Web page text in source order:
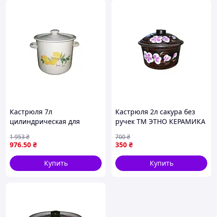
делая его удобным и уникальным. Мы стремимся быть
вашими надежными партнерами в создании
неповторимых кулинарных приключений. Каждое
приготовление блюда становится настоящим
творчеством, а каждый прием пищи - уникальным
Оформление заказа – сделайте заказ через корзину на
сайте в удобное для вас время.
Кастрюля 7л
цилиндрическая для
лимонного дерева
молочного цвета ТМ IDILIA
976.50 ₴
1 953₴
Купить
Кастрюля 2л сакура без
ручек ТМ ЭТНО КЕРАМИКА
350 ₴
700₴
Купить